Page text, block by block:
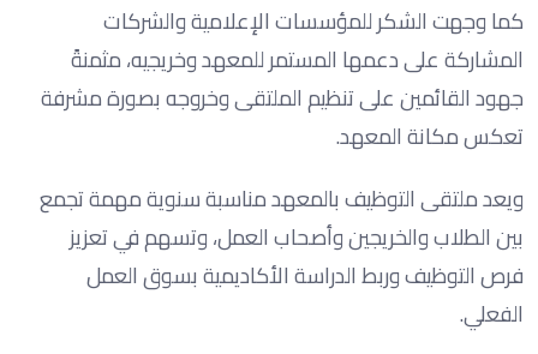
كما وجهت الشكر للمؤسسات الإعلامية والشركات
المشاركة على دعمها المستمر للمعهد وخريجيه، مثمنةً
جهود القائمين على تنظيم الملتقى وخروجه بصورة مشرفة
تعكس مكانة المعهد.
ويعد ملتقى التوظيف بالمعهد مناسبة سنوية مهمة تجمع
بين الطلاب والخريجين وأصحاب العمل، وتسهم في تعزيز
فرص التوظيف وربط الدراسة الأكاديمية بسوق العمل
الفعلي.